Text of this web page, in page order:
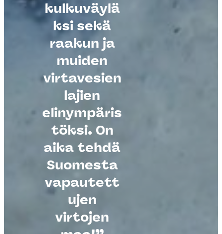
kulkuväylä
ksi sekä
raakun ja
muiden
virtavesien
lajien
elinympäris
töksi. On
aika tehdä
Suomesta
vapautett
ujen
virtojen